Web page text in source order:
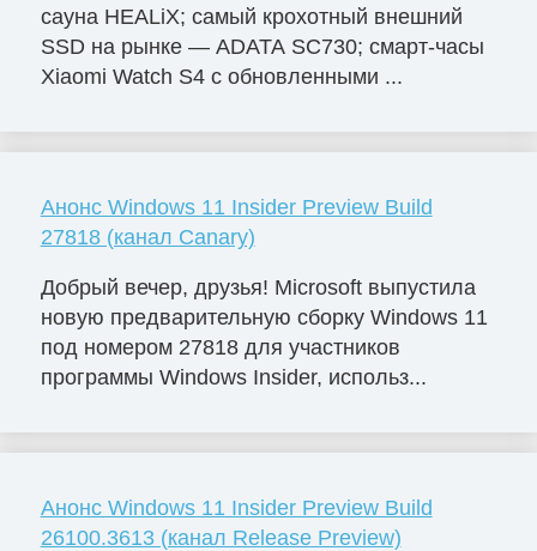
сауна HEALiX; самый крохотный внешний
SSD на рынке — ADATA SC730; смарт-часы
Xiaomi Watch S4 с обновленными ...
Анонс Windows 11 Insider Preview Build
27818 (канал Canary)
Добрый вечер, друзья! Microsoft выпустила
новую предварительную сборку Windows 11
под номером 27818 для участников
программы Windows Insider, использ...
Анонс Windows 11 Insider Preview Build
26100.3613 (канал Release Preview)